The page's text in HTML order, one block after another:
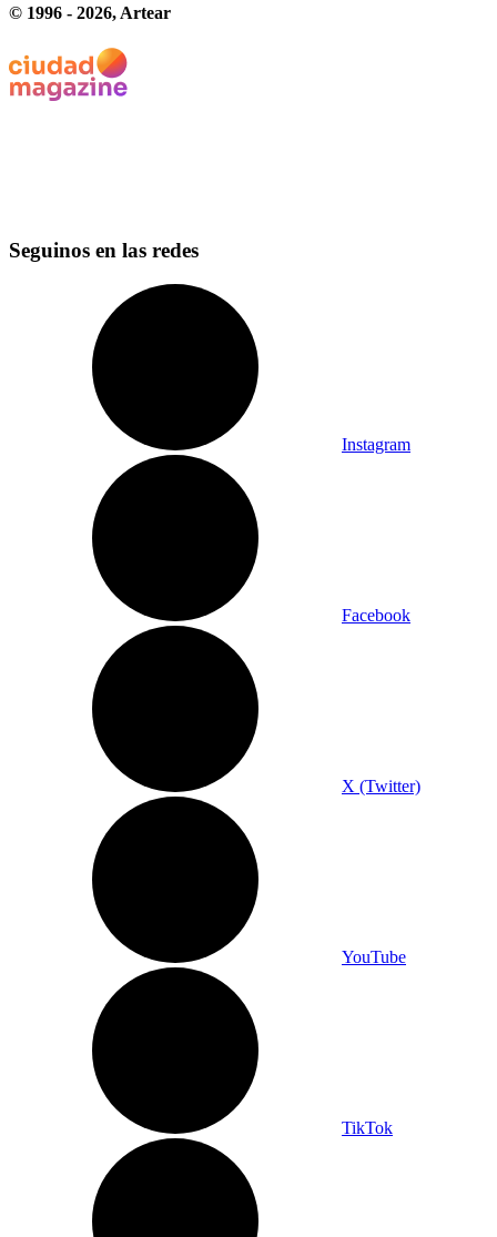
© 1996 - 2026, Artear
Seguinos en las redes
Instagram
Facebook
X (Twitter)
YouTube
TikTok